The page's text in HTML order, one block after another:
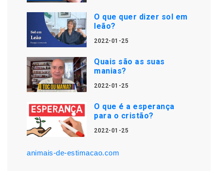
O que quer dizer sol em
leão?
2022-01-25
Quais são as suas
manias?
2022-01-25
O que é a esperança
para o cristão?
2022-01-25
animais-de-estimacao.com